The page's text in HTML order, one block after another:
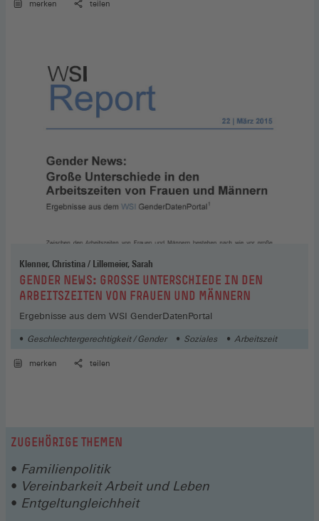
merken teilen
Klenner, Christina / Lillemeier, Sarah
:GENDER NEWS: GROSSE UNTERSCHIEDE IN DEN A
RBEITSZEITEN VON FRAUEN UND MÄNNERN
Ergebnisse aus dem WSI GenderDatenPortal
Geschlechtergerechtigkeit / Gender Soziales Arbeitszeit
merken teilen
ZUGEHÖRIGE THEMEN
Familienpolitik
Vereinbarkeit Arbeit und Leben
Entgeltungleichheit